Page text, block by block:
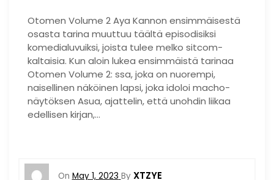
Otomen Volume 2 Aya Kannon ensimmäisestä
osasta tarina muuttuu täältä episodisiksi
komedialuvuiksi, joista tulee melko sitcom-
kaltaisia. Kun aloin lukea ensimmäistä tarinaa
Otomen Volume 2: ssa, joka on nuorempi,
naisellinen näköinen lapsi, joka idoloi macho-
näytöksen Asua, ajattelin, että unohdin liikaa
edellisen kirjan,…
On May 1, 2023 By XTZYE